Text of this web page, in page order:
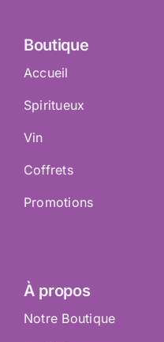
Boutique
Accueil
Spiritueux
Vin
Coffrets
Promotions
À propos
Notre Boutique